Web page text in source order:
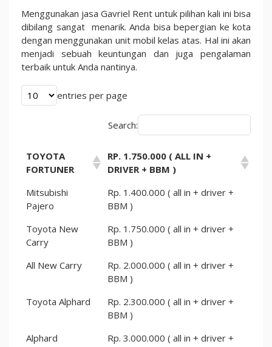
Menggunakan jasa Gavriel Rent untuk pilihan kali ini bisa
dibilang sangat menarik. Anda bisa bepergian ke kota
dengan menggunakan unit mobil kelas atas. Hal ini akan
menjadi sebuah keuntungan dan juga pengalaman
terbaik untuk Anda nantinya.
entries per page
Search:
TOYOTA
FORTUNER
RP. 1.750.000 ( ALL IN +
DRIVER + BBM )
Mitsubishi
Pajero
Rp. 1.400.000 ( all in + driver +
BBM )
Toyota New
Carry
Rp. 1.750.000 ( all in + driver +
BBM )
All New Carry
Rp. 2.000.000 ( all in + driver +
BBM )
Toyota Alphard
Rp. 2.300.000 ( all in + driver +
BBM )
Alphard
Rp. 3.000.000 ( all in + driver +